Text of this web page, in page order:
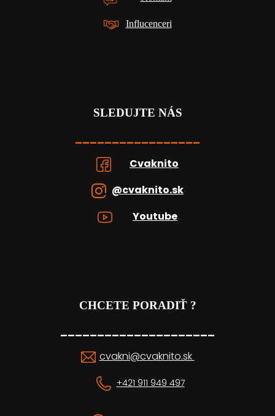
Influcenceri
SLEDUJTE NÁS
_________________
Cvaknito
@cvaknito.sk
Youtube
CHCETE PORADIŤ ?
_____________________
cvakni@cvaknito.sk
+421 911 949 497